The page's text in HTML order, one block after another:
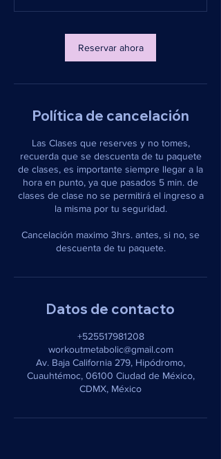
Reservar ahora
Política de cancelación
Las Clases que reserves y no tomes,
recuerda que se descuenta de tu paquete
de clases, es importante siempre llegar a la
hora en punto, ya que pasados 5 min. de
clases de clase no se permitirá el ingreso a
la misma por tu seguridad.
Cancelación maximo 3hrs. antes, si no, se
descuenta de tu paquete.
Datos de contacto
+525517981208
workoutmetabolic@gmail.com
Av. Baja California 279, Hipódromo,
Cuauhtémoc, 06100 Ciudad de México,
CDMX, México